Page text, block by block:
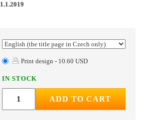
1.1.2019
Print design - 10.60 USD
IN STOCK
ADD TO CART